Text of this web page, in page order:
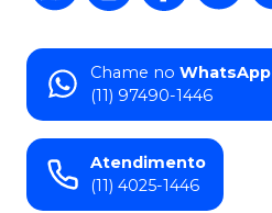
Chame no WhatsApp
(11) 97490-1446
Atendimento
(11) 4025-1446